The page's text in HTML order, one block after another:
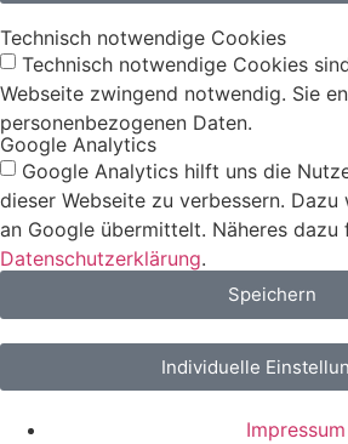
Technisch notwendige Cookies
Technisch notwendige Cookies
Webseite zwingend notwendig. Sie
personenbezogenen Daten.
Google Analytics
Google Analytics hilft uns die
dieser Webseite zu verbessern.
an Google übermittelt. Näheres dazu
Datenschutzerklärung.
Speichern
Individuelle
Impressum